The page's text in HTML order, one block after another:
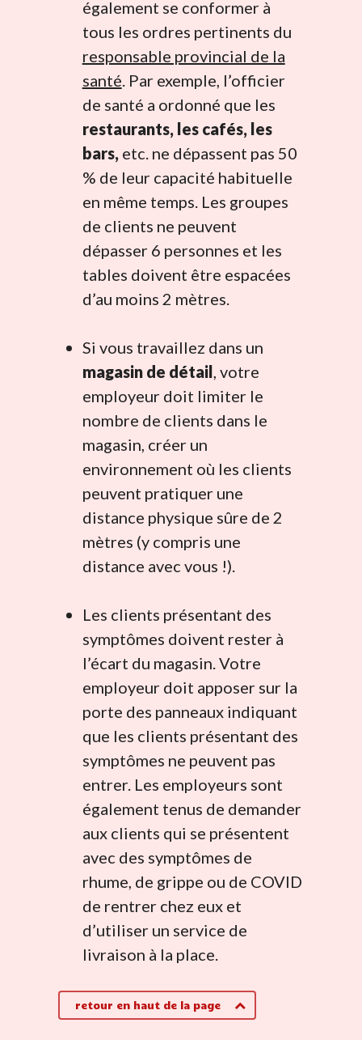
également se conformer à
tous les ordres pertinents du
responsable provincial de la
santé. Par exemple, l’officier
de santé a ordonné que les
restaurants, les cafés, les
bars, etc. ne dépassent pas 50
% de leur capacité habituelle
en même temps. Les groupes
de clients ne peuvent
dépasser 6 personnes et les
tables doivent être espacées
d’au moins 2 mètres.
Si vous travaillez dans un
magasin de détail, votre
employeur doit limiter le
nombre de clients dans le
magasin, créer un
environnement où les clients
peuvent pratiquer une
distance physique sûre de 2
mètres (y compris une
distance avec vous !).
Les clients présentant des
symptômes doivent rester à
l’écart du magasin. Votre
employeur doit apposer sur la
porte des panneaux indiquant
que les clients présentant des
symptômes ne peuvent pas
entrer. Les employeurs sont
également tenus de demander
aux clients qui se présentent
avec des symptômes de
rhume, de grippe ou de COVID
de rentrer chez eux et
d’utiliser un service de
livraison à la place.
retour en haut de la page